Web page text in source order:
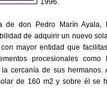
1996.
de don Pedro Marín Ayala,
de adquirir un nuevo
mayor entidad que
procesionales como
cercanía de sus hermanos.
de 160 m2 y sobre él se